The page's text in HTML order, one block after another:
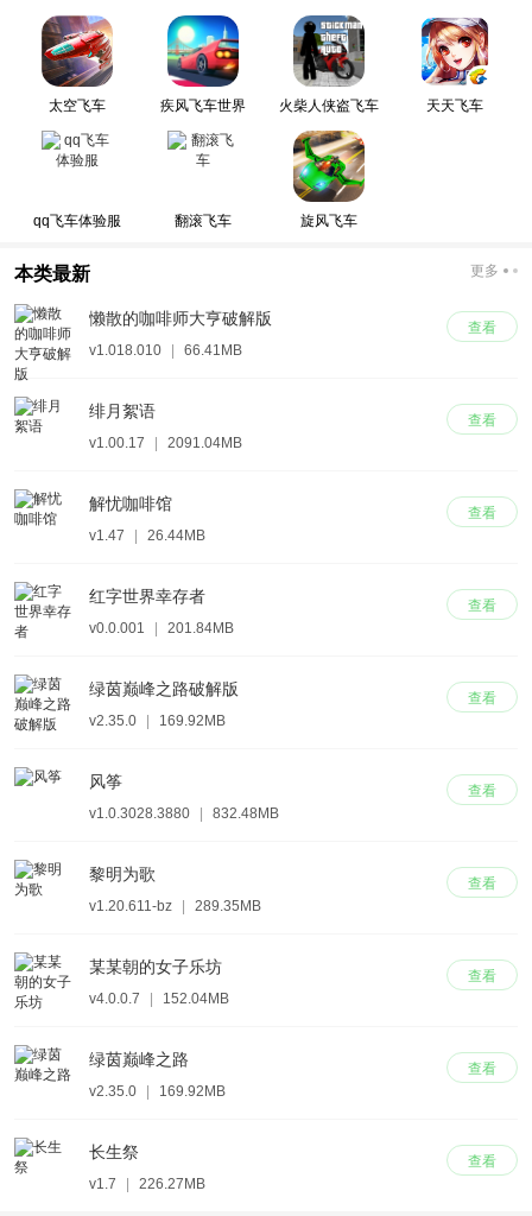
色地图，让大家更好的发挥自己的实力，快来下载加入这场酣畅淋漓的竞速吧！
太空飞车 疾风飞车世界 火柴人侠盗飞车 天天飞车
qq飞车体验服 翻滚飞车 旋风飞车
本类最新 更多
查看
懒散的咖啡师大亨破解版
v1.018.010 66.41MB
查看
绯月絮语
v1.00.17 2091.04MB
查看
解忧咖啡馆
v1.47 26.44MB
查看
红字世界幸存者
v0.0.001 201.84MB
查看
绿茵巅峰之路破解版
v2.35.0 169.92MB
查看
风筝
v1.0.3028.3880 832.48MB
查看
黎明为歌
v1.20.611-bz 289.35MB
查看
某某朝的女子乐坊
v4.0.0.7 152.04MB
查看
绿茵巅峰之路
v2.35.0 169.92MB
查看
长生祭
v1.7 226.27MB